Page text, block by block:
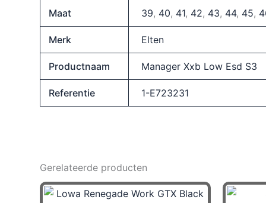
Maat 39, 40, 41, 42, 43, 44, 45,
Merk Elten
Productnaam Manager Xxb Low Esd S3
Referentie 1-E723231
Gerelateerde producten